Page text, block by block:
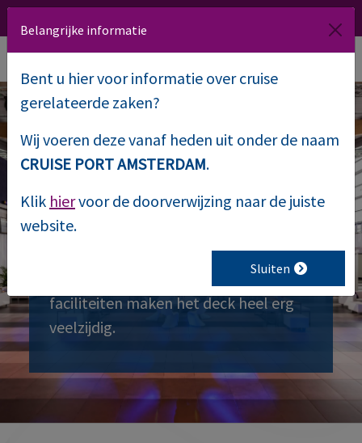
Main Deck
Het Main Deck is gelegen op de eerste
verdieping en is het grootste deck van
PTA. Dit deck is dan ook vaak het
middelpunt van het event. De vorm en
faciliteiten maken het deck heel erg
veelzijdig.
Belangrijke informatie
Bent u hier voor informatie over cruise
gerelateerde zaken?
Wij voeren deze vanaf heden uit onder de naam
CRUISE PORT AMSTERDAM.
Klik hiervoor de doorverwijzing naar de juiste
website.
Sluiten